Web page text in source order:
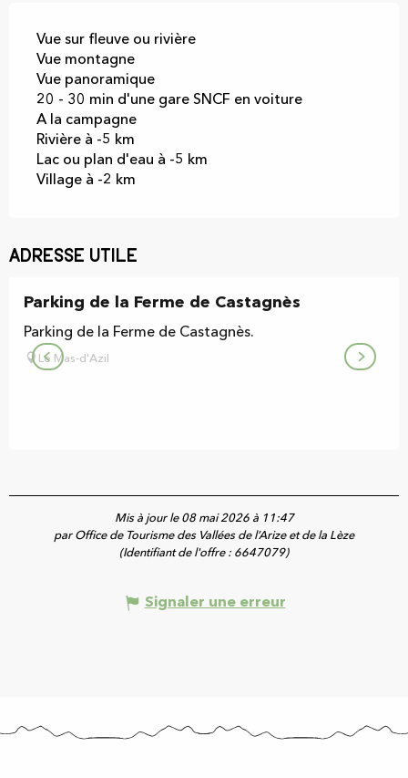
Vue sur fleuve ou rivière
Vue montagne
Vue panoramique
20 - 30 min d'une gare SNCF en voiture
A la campagne
Rivière à -5 km
Lac ou plan d'eau à -5 km
Village à -2 km
Adresse utile
Parking de la Ferme de Castagnès
Parking de la Ferme de Castagnès.
Le Mas-d'Azil
Mis à jour le 08 mai 2026 à 11:47
par Office de Tourisme des Vallées de l’Arize et de la Lèze
(Identifiant de l'offre : 6647079)
Signaler une erreur